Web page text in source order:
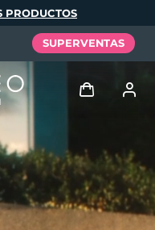
PRODUCTOS
SUPERVENTAS
Iniciar sesión
Perfil de usuario
Español